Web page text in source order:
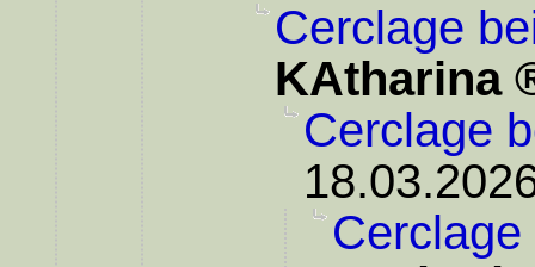
Cerclage
KAtharina
Cerclage